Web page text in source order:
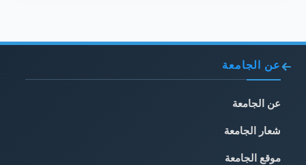
عن الجامعة
عن الجامعة
شعار الجامعة
موقع الجامعة